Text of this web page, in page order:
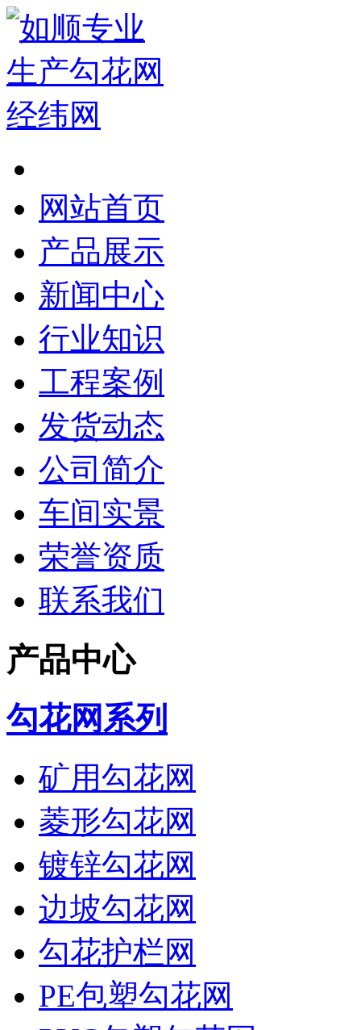
网站首页
产品展示
新闻中心
行业知识
工程案例
发货动态
公司简介
车间实景
荣誉资质
联系我们
产品中心
勾花网系列
矿用勾花网
菱形勾花网
镀锌勾花网
边坡勾花网
勾花护栏网
PE包塑勾花网